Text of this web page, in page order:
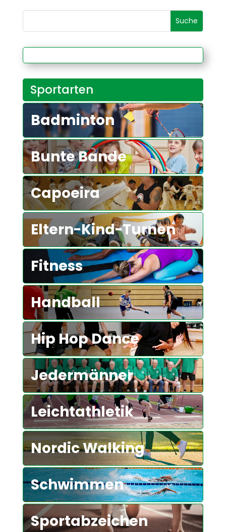
Sportarten
Badminton
Bunte Bande
Capoeira
Eltern-Kind-Turnen
Fitness
Handball
Hip Hop Dance
Jedermänner
Leichtathletik
Nordic Walking
Schwimmen
Sportabzeichen